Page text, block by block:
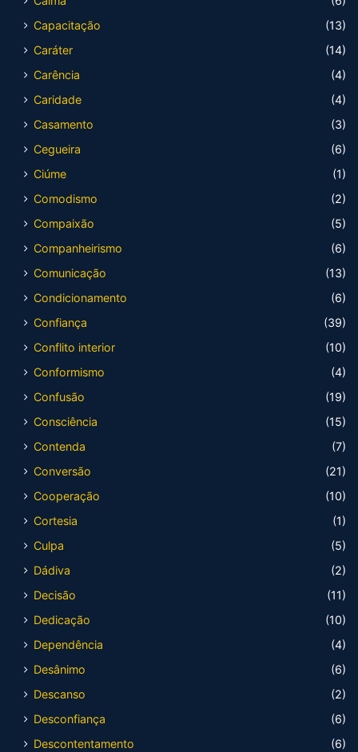
Capacitação
(13)
Caráter
(14)
Carência
(4)
Caridade
(4)
Casamento
(3)
Cegueira
(6)
Ciúme
(1)
Comodismo
(2)
Compaixão
(5)
Companheirismo
(6)
Comunicação
(13)
Condicionamento
(6)
Confiança
(39)
Conflito interior
(10)
Conformismo
(4)
Confusão
(19)
Consciência
(15)
Contenda
(7)
Conversão
(21)
Cooperação
(10)
Cortesia
(1)
Culpa
(5)
Dádiva
(2)
Decisão
(11)
Dedicação
(10)
Dependência
(4)
Desânimo
(6)
Descanso
(2)
Desconfiança
(6)
Descontentamento
(6)